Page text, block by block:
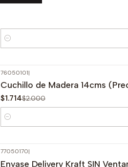
Queso Crema Real (Precio más
Cantidad
-14%
OFF
76050101|
Cuchillo de Madera 14cms
$1.714$2.000
Cantidad
77050170|
Envase Delivery Kraft SIN